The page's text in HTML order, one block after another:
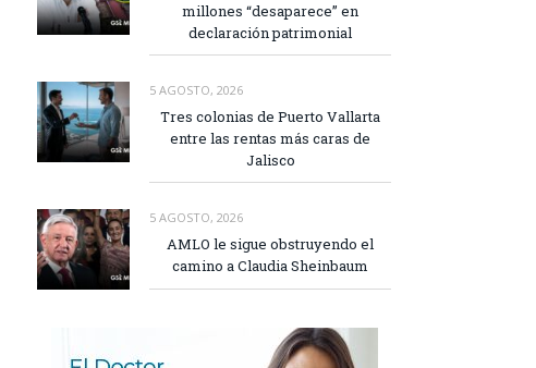
millones “desaparece” en
declaración patrimonial
5 AGOSTO, 2026
Tres colonias de Puerto Vallarta
entre las rentas más caras de
Jalisco
5 AGOSTO, 2026
AMLO le sigue obstruyendo el
camino a Claudia Sheinbaum